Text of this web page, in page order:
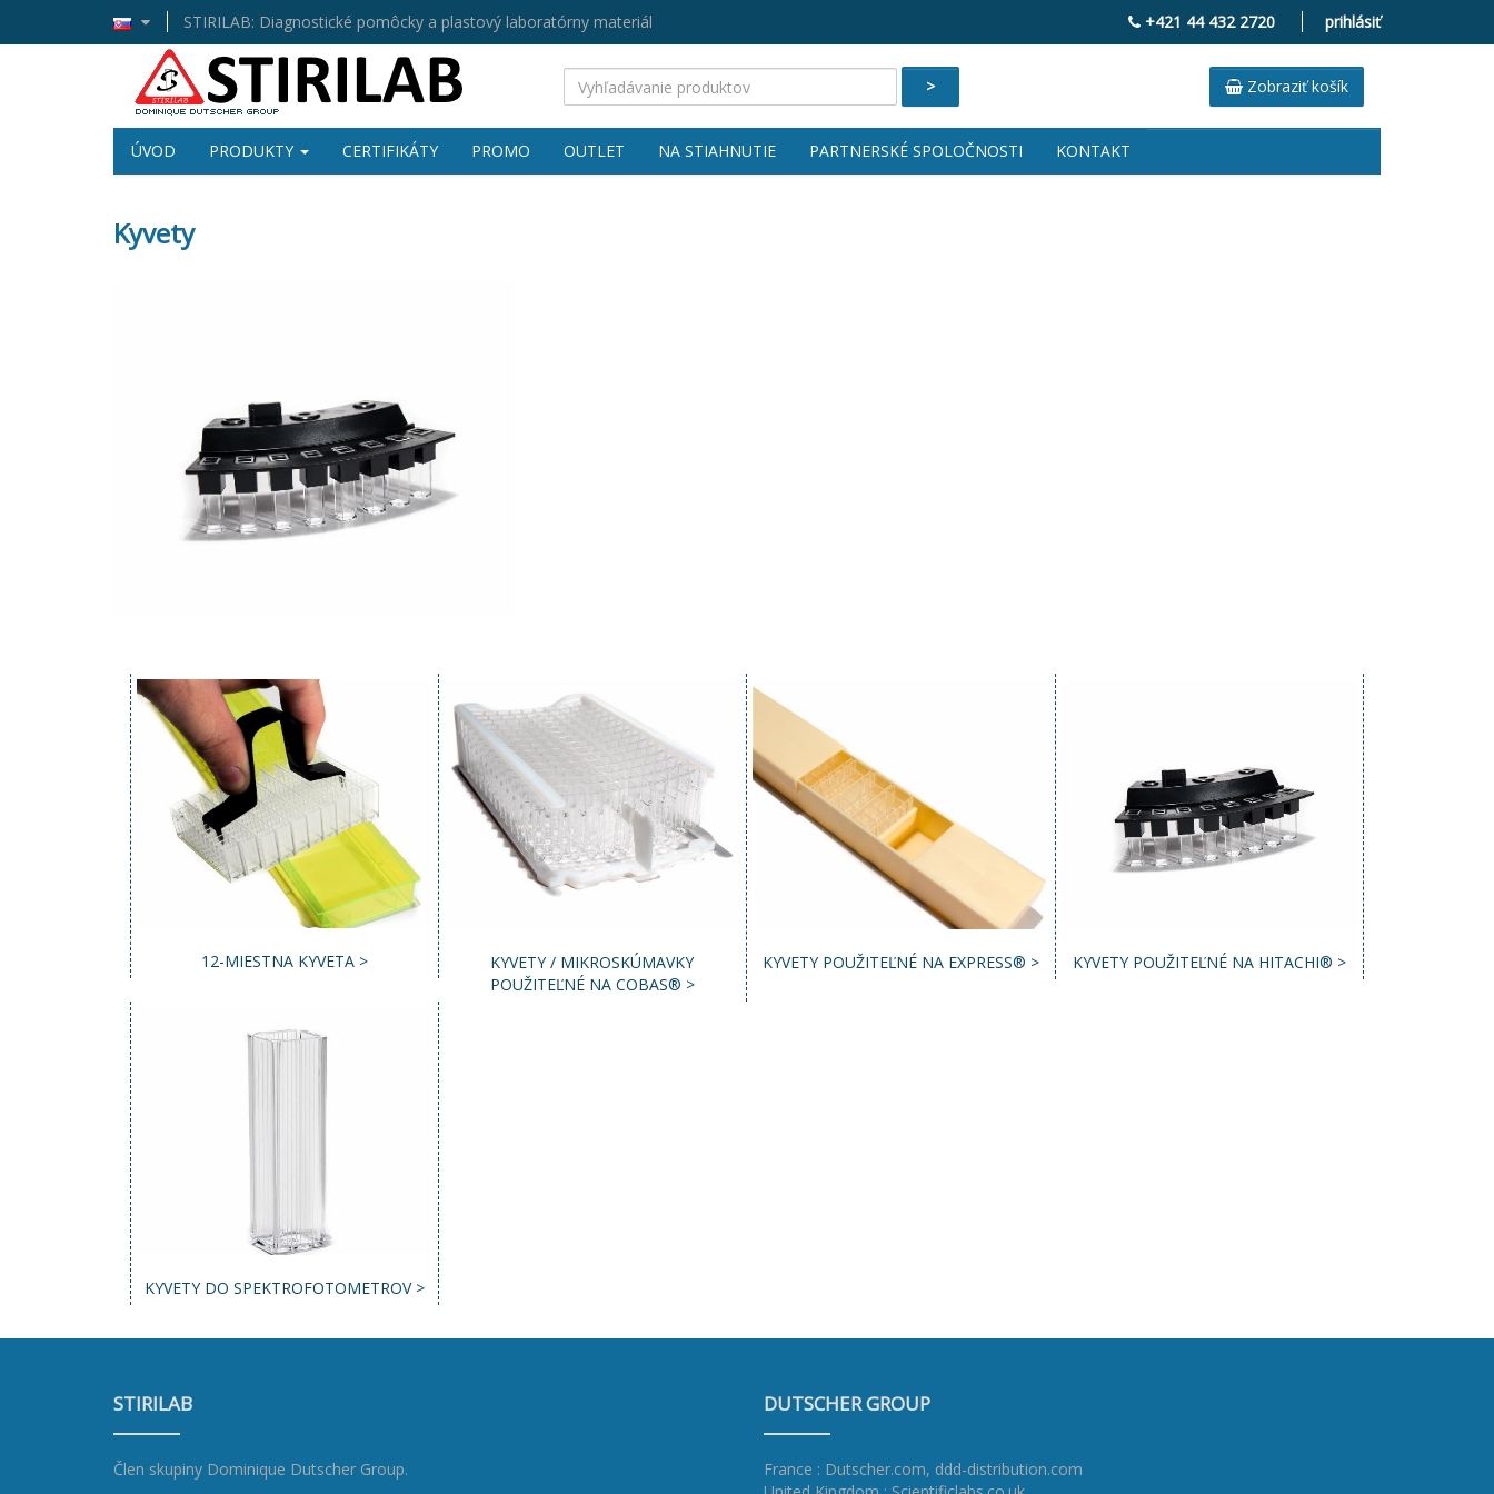
STIRILAB: Diagnostické pomôcky a plastový laboratórny materiál +421 44 432 2720 prihlásiť
> Zobraziť košík
ÚVOD PRODUKTY CERTIFIKÁTY PROMO OUTLET NA STIAHNUTIE PARTNERSKÉ SPOLOČNOSTI KONTAKT
Kyvety
12-MIESTNA KYVETA >
KYVETY / MIKROSKÚMAVKY
POUŽITEĽNÉ NA COBAS® >
KYVETY POUŽITEĽNÉ NA EXPRESS® > KYVETY POUŽITEĽNÉ NA HITACHI® >
KYVETY DO SPEKTROFOTOMETROV >
STIRILAB
Člen skupiny Dominique Dutscher Group.
DUTSCHER GROUP
France : Dutscher.com, ddd-distribution.com